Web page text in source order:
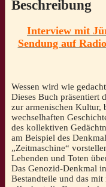
in
unseren
Zu
einer
[Jürgen
Gispert]
Menge
Beschreibung
Interview mit
Sendung auf
Wessen wird wie
Dieses Buch präsentiert
zur armenischen Kultur,
wechselhaften
des kollektiven
am Beispiel des
„Zeitmaschine“
Lebenden und Toten
Das Genozid-Denkmal
Bestandteile und das